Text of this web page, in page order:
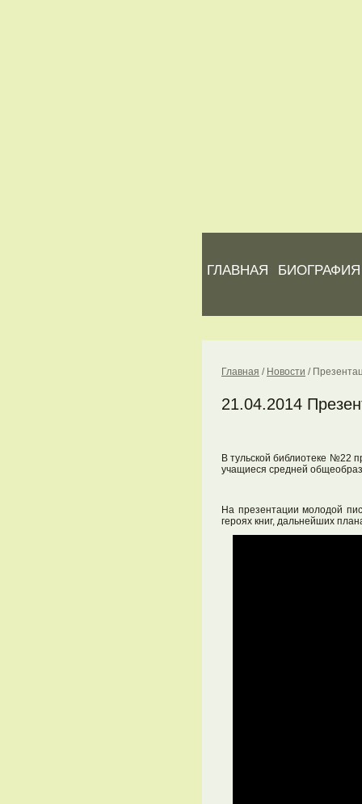
ГЛАВНАЯ БИОГРАФИЯ
Главная / Новости /
21.04.2014
В тульской библиотеке №22
учащиеся средней
На презентации молодой
героях книг, дальнейших